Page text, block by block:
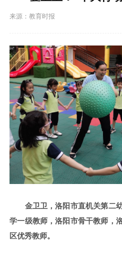
来源：教育时报
金卫卫，洛阳市直机关第二
学一级教师，洛阳市骨干教师，
区优秀教师。